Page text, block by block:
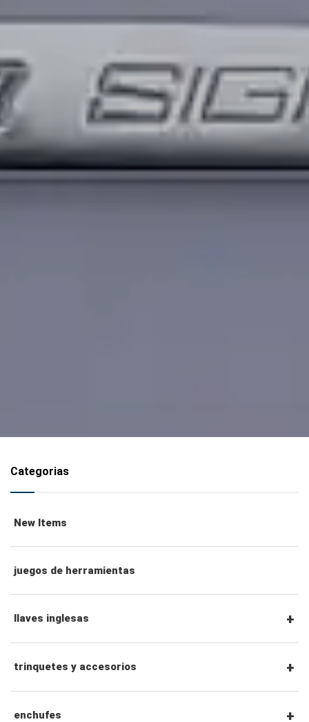
Categorias
New Items
juegos de herramientas
llaves inglesas
llaves combinadas
llaves de trinquete combinadas
trinquetes y accesorios
Trinquetes con accionamiento hexagonal de
enchufes